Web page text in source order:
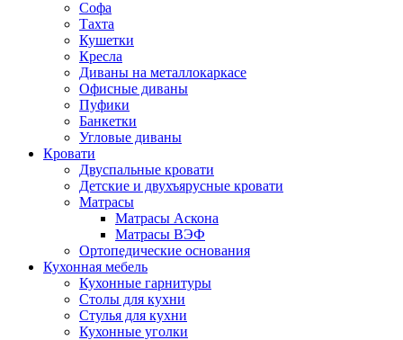
Софа
Тахта
Кушетки
Кресла
Диваны на металлокаркасе
Офисные диваны
Пуфики
Банкетки
Угловые диваны
Кровати
Двуспальные кровати
Детские и двухъярусные кровати
Матрасы
Матрасы Аскона
Матрасы ВЭФ
Ортопедические основания
Кухонная мебель
Кухонные гарнитуры
Столы для кухни
Стулья для кухни
Кухонные уголки